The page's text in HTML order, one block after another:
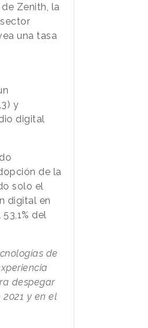
Zenith, la
una tasa
y
digital
de la
solo el
digital en
del
de
despegar
y en el